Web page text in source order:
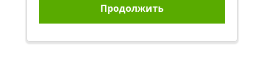
Продолжить